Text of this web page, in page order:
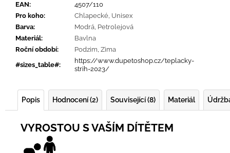
EAN:
4507/110
Pro koho: Chlapecké, Unisex
Barva: Modrá, Petrolejová
Materiál:
Bavlna
Roční období: Podzim, Zima
#sizes_table#:
https://www.dupetoshop.cz/teplacky-
strih-2023/
Popis Hodnocení (2) Související (8) Materiál
VYROSTOU S VAŠÍM DÍTĚTEM